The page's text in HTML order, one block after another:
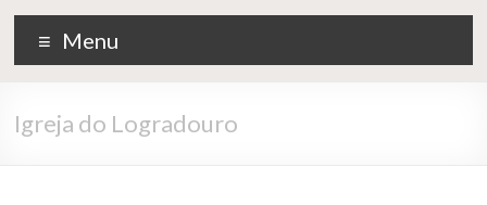
Menu
Igreja do Logradouro